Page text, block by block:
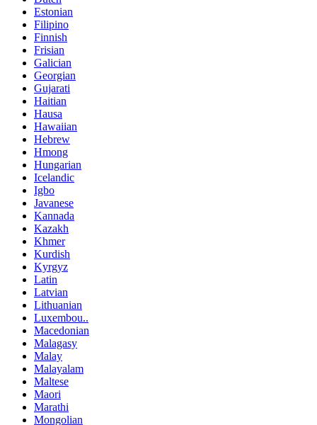
Estonian
Filipino
Finnish
Frisian
Galician
Georgian
Gujarati
Haitian
Hausa
Hawaiian
Hebrew
Hmong
Hungarian
Icelandic
Igbo
Javanese
Kannada
Kazakh
Khmer
Kurdish
Kyrgyz
Latin
Latvian
Lithuanian
Luxembou..
Macedonian
Malagasy
Malay
Malayalam
Maltese
Maori
Marathi
Mongolian